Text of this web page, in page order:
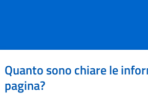
Quanto sono chiare le
pagina?